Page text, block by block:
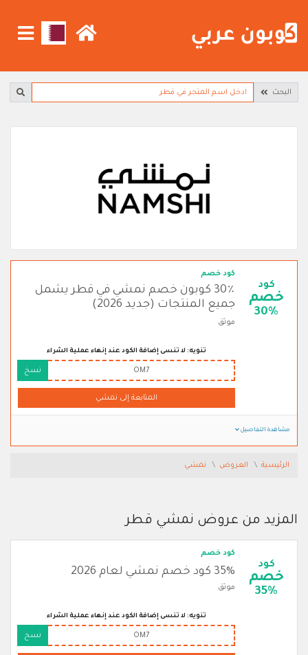
البحث
كود
خصم
30%
كود خصم
30٪ كوبون خصم نمشي في قطر يشمل
جميع المنتجات (جديد 2026)
موثق
تنويه: لا تنسى إضافة الكود عند إنهاء عملية الشراء
OM7 نسخ
المتابعة إلى نمشي
مشاهدة التفاصيل
الرئيسية العروض نمشي
المزيد من عروض نمشي قطر
كود
خصم
35%
كود خصم
35% كود خصم نمشي لعام 2026
موثق
تنويه: لا تنسى إضافة الكود عند إنهاء عملية الشراء
OM7 نسخ